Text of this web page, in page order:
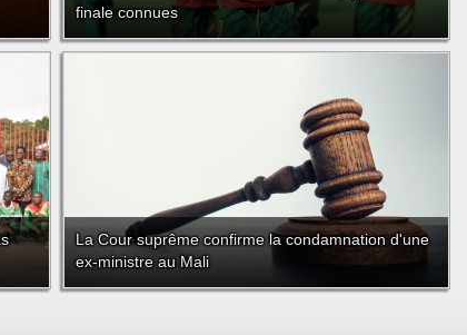
finale connues
La Cour suprême confirme la condamnation d'une
ex-ministre au Mali